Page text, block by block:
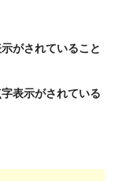
がされていること
表示がされている